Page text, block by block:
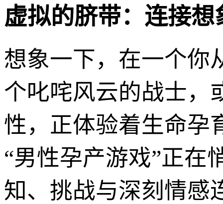
虚拟的脐带：连接
想象一下，在一个你
个叱咤风云的战士，
性，正体验着生命孕
“男性孕产游戏”正
知、挑战与深刻情感